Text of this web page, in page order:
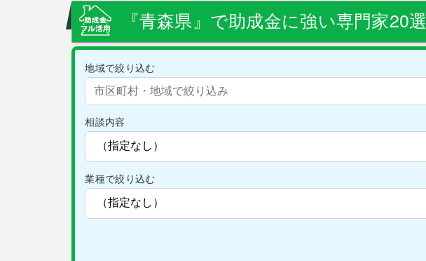
『青森県』で助成金に強い専門家20選
地域で絞り込む
相談内容
業種で絞り込む